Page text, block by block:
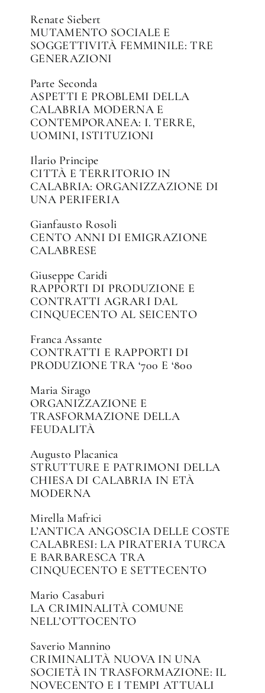
Renate Siebert
MUTAMENTO SOCIALE E
SOGGETTIVITÀ FEMMINILE: TRE
GENERAZIONI
Parte Seconda
ASPETTI E PROBLEMI DELLA
CALABRIA MODERNA E
CONTEMPORANEA: I. TERRE,
UOMINI, ISTITUZIONI
Ilario Principe
CITTÀ E TERRITORIO IN
CALABRIA: ORGANIZZAZIONE DI
UNA PERIFERIA
Gianfausto Rosoli
CENTO ANNI DI EMIGRAZIONE
CALABRESE
Giuseppe Caridi
RAPPORTI DI PRODUZIONE E
CONTRATTI AGRARI DAL
CINQUECENTO AL SEICENTO
Franca Assante
CONTRATTI E RAPPORTI DI
PRODUZIONE TRA ‘700 E ‘800
Maria Sirago
ORGANIZZAZIONE E
TRASFORMAZIONE DELLA
FEUDALITÀ
Augusto Placanica
STRUTTURE E PATRIMONI DELLA
CHIESA DI CALABRIA IN ETÀ
MODERNA
Mirella Mafrici
L’ANTICA ANGOSCIA DELLE COSTE
CALABRESI: LA PIRATERIA TURCA
E BARBARESCA TRA
CINQUECENTO E SETTECENTO
Mario Casaburi
LA CRIMINALITÀ COMUNE
NELL’OTTOCENTO
Saverio Mannino
CRIMINALITÀ NUOVA IN UNA
SOCIETÀ IN TRASFORMAZIONE: IL
NOVECENTO E I TEMPI ATTUALI